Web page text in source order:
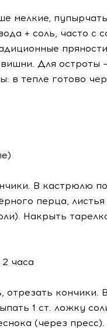
мелкие,
+ соль, часто с
Для остроты
в тепле готово
В кастрюлю
перца,
Накрыть
часа
кончики.
1 ст. ложку
(через